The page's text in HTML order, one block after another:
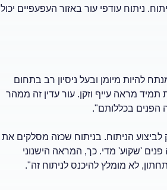
ניתוח עודפי עור באזור העפעפיים יכול
להיות מיומן ובעל ניסיון רב בתחום
מראה עייף וזקן. עור עדין זה ממהר
הפנים בכללותם".
הניתוח. בניתוח שכזה מסלקים את
'שקוע' מדי. כך, המראה הישנוני
לא מומלץ להיכנס לניתוח זה".